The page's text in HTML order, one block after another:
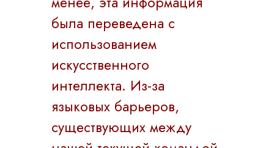
была переведена с
использованием
искусственного
интеллекта. Из-за
языковых барьеров,
существующих между